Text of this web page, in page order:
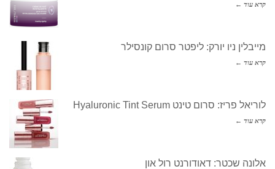
קרא עוד ←
מייבלין ניו יורק: ליפטר סרום קונסילר
קרא עוד ←
לוריאל פריז: סרום טינט Hyaluronic Tint Serum
קרא עוד ←
אלונה שכטר: דאודורנט רול און